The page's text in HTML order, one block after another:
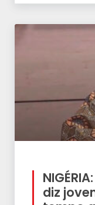
diz